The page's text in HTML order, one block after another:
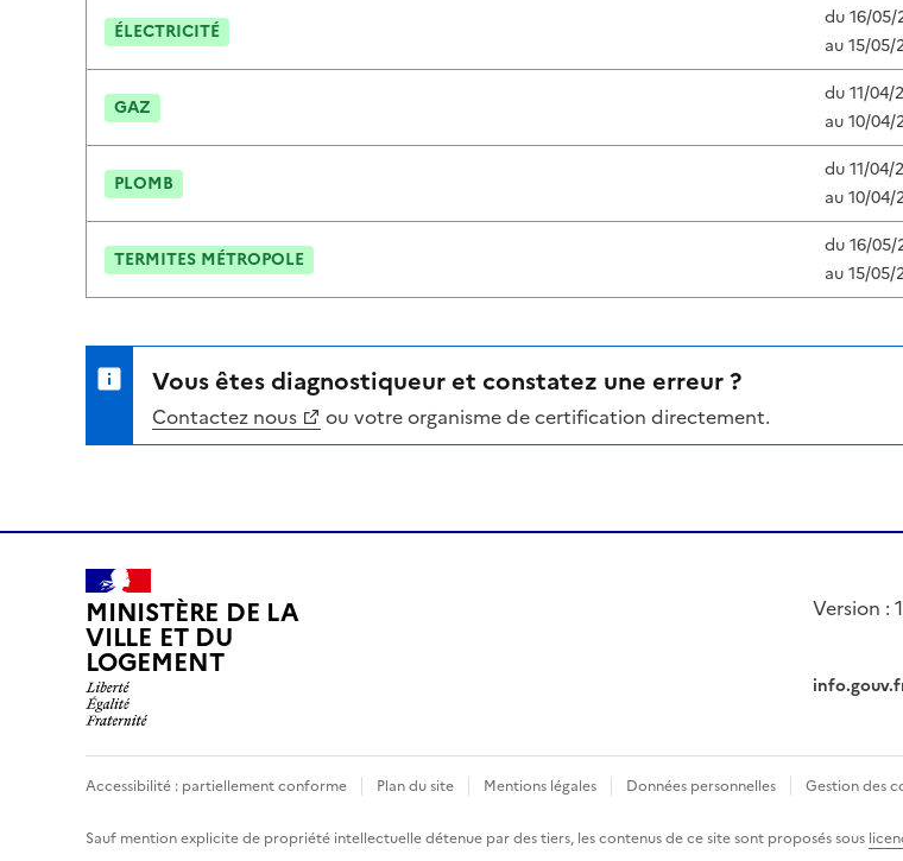
ÉLECTRICITÉ
du16/05/
au15/05/
GAZ
du11/04/
au10/04/
PLOMB
du11/04/
au10/04/
TERMITES MÉTROPOLE
du16/05/
au15/05/
Vous êtes diagnostiqueur et constatez une erreur ?
Contactez nous ou votre organisme de certification directement.
MINISTÈRE DE LA
VILLE ET DU
LOGEMENT
Version :
Accessibilité : partiellement conforme Plan du site Mentions légales Données personnelles Gestion des
Sauf mention explicite de propriété intellectuelle détenue par des tiers, les contenus de ce site sont proposés sous